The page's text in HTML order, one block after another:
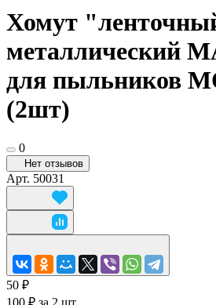
Хомут
металлический
для пыльников
(2шт)
0
Нет отзывов
Арт. 50031
50 ₽
100 ₽ за 2 шт.